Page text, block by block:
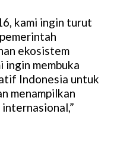
kami ingin turut
ekosistem
membuka
Indonesia untuk
menampilkan